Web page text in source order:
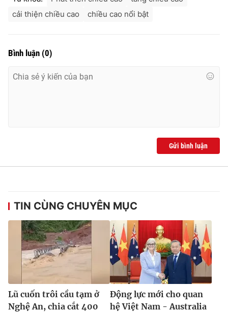
cải thiện chiều cao
chiều cao nổi bật
Bình luận (0)
Gửi bình luận
TIN CÙNG CHUYÊN MỤC
Lũ cuốn trôi cầu tạm ở
Nghệ An, chia cắt 400
Động lực mới cho quan
hệ Việt Nam - Australia